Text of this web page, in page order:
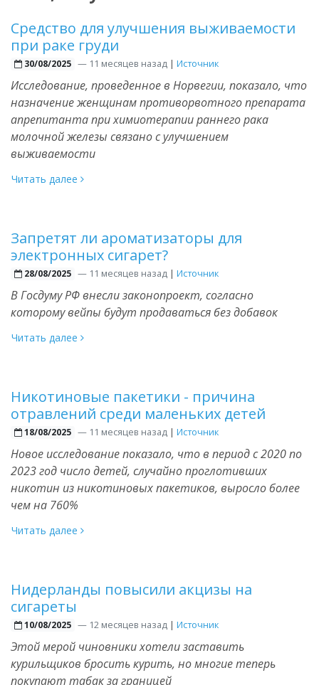
Средство для улучшения выживаемости
при раке груди
30/08/2025 —11 месяцев назад | Источник
Исследование, проведенное в Норвегии, показало, что
назначение женщинам противорвотного препарата
апрепитанта при химиотерапии раннего рака
молочной железы связано с улучшением
выживаемости
Читать далее
Запретят ли ароматизаторы для
электронных сигарет?
28/08/2025 —11 месяцев назад | Источник
В Госдуму РФ внесли законопроект, согласно
которому вейпы будут продаваться без добавок
Читать далее
Никотиновые пакетики - причина
отравлений среди маленьких детей
18/08/2025 —11 месяцев назад | Источник
Новое исследование показало, что в период с 2020 по
2023 год число детей, случайно проглотивших
никотин из никотиновых пакетиков, выросло более
чем на 760%
Читать далее
Нидерланды повысили акцизы на
сигареты
10/08/2025 —12 месяцев назад | Источник
Этой мерой чиновники хотели заставить
курильщиков бросить курить, но многие теперь
покупают табак за границей